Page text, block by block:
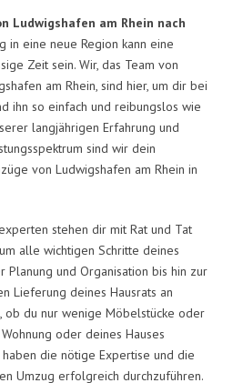
Ludwigshafen am Rhein nach
in eine neue Region kann eine
Zeit sein. Wir, das Team von
am Rhein, sind hier, um dir bei
ihn so einfach und reibungslos wie
langjährigen Erfahrung und
sind wir dein
von Ludwigshafen am Rhein in
stehen dir mit Rat und Tat
alle wichtigen Schritte deines
Planung und Organisation bis hin zur
Lieferung deines Hausrats an
ob du nur wenige Möbelstücke oder
oder deines Hauses
die nötige Expertise und die
Umzug erfolgreich durchzuführen.